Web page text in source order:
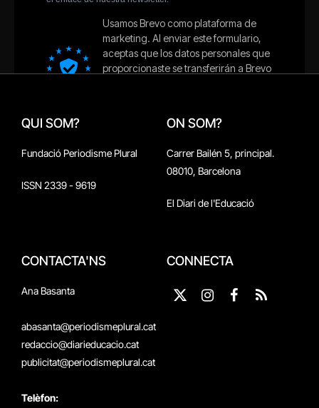
QUI SOM?
Fundació Periodisme Plural
ISSN 2339 - 9619
ON SOM?
Carrer Bailén 5, principal.
08010, Barcelona
El Diari de l'Educació
CONTACTA'NS
Ana Basanta
abasanta@periodismeplural.cat
redaccio@diarieducacio.cat
publicitat@periodismeplural.cat
Telèfon:
CONNECTA
X
Instagram
Facebook
RSS